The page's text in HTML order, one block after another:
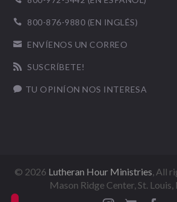
 800-876-9880 (EN INGLÉS)
 ENVÍENOS UN CORREO
 SUSCRÍBETE!
 TU OPINÍON NOS INTERESA
© 2026 Lutheran Hour Ministries, All
Mason Ridge Center, St.